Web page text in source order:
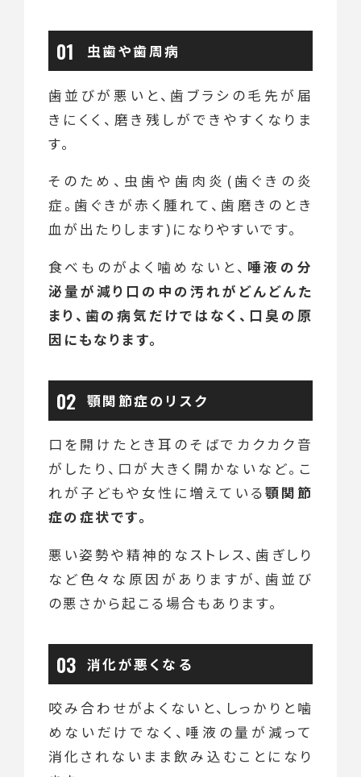
虫歯や歯周病
歯並びが悪いと、歯ブラシの毛先が届
きにくく、磨き残しができやすくなりま
す。
そのため、虫歯や歯肉炎(歯ぐきの炎
症。歯ぐきが赤く腫れて、歯磨きのとき
血が出たりします)になりやすいです。
食べものがよく噛めないと、 唾液の分
泌量が減り口の中の汚れがどんどんた
まり、歯の病気だけではなく、口臭の原
因にもなります。
顎関節症のリスク
口を開けたとき耳のそばでカクカク音
がしたり、口が大きく開かないなど。こ
れが子どもや女性に増えている顎関節
症の症状です。
悪い姿勢や精神的なストレス、歯ぎしり
など色々な原因がありますが、歯並び
の悪さから起こる場合もあります。
消化が悪くなる
咬み合わせがよくないと、しっかりと噛
めないだけでなく、唾液の量が減って
消化されないまま飲み込むことになり